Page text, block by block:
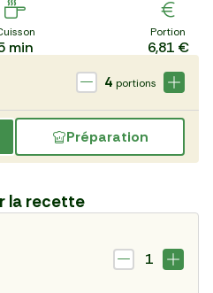
min
Portion
6,81 €
Préparation
4 portions
la recette
1